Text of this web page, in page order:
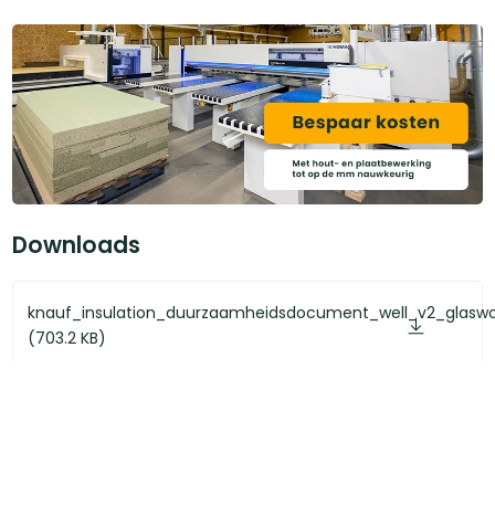
Downloads
(703.2 KB)